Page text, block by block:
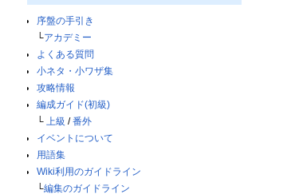
序盤の手引き
└アカデミー
よくある質問
小ネタ・小ワザ集
攻略情報
編成ガイド(初級)
└
上級 /番外
イベントについて
用語集
Wiki利用のガイドライン
└編集のガイドライン